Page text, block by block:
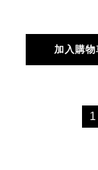
加入購物
1